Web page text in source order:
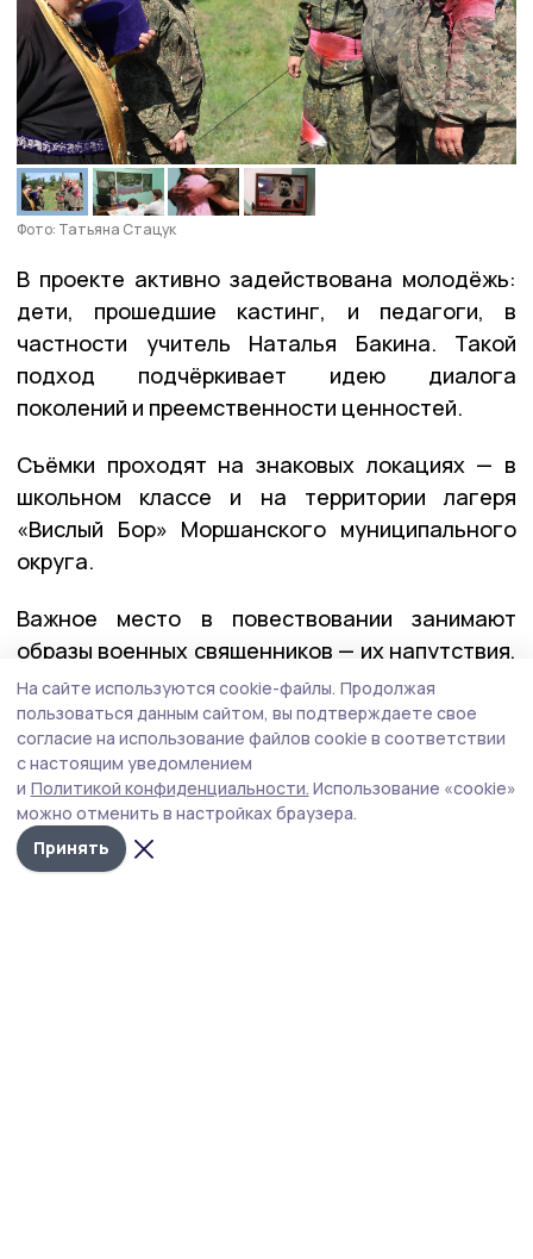
Фото: Татьяна Стацук
В проекте активно задействована молодёжь:
дети, прошедшие кастинг, и педагоги, в
частности учитель Наталья Бакина. Такой
подход подчёркивает идею диалога
поколений и преемственности ценностей.
Съёмки проходят на знаковых локациях — в
школьном классе и на территории лагеря
«Вислый Бор» Моршанского муниципального
округа.
Важное место в повествовании занимают
образы военных священников — их напутствия,
молитвы, духовный подвиг.
Авторы стремятся показать, что сила
проявляется не только в оружии, но и в
сострадании, в готовности жертвовать собой
ради других.
На сайте используются cookie-файлы. Продолжая
пользоваться данным сайтом, вы подтверждаете свое
согласие на использование файлов cookie в соответствии
с настоящим уведомлением
и Политикой конфиденциальности. Использование «cookie»
можно отменить в настройках браузера.
Принять